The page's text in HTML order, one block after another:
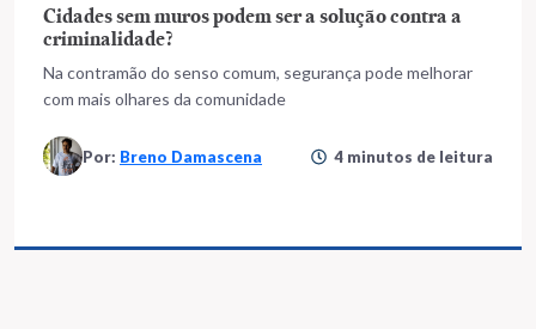
Cidades sem muros podem ser a solução contra a
criminalidade?
Na contramão do senso comum, segurança pode melhorar
com mais olhares da comunidade
Por: Breno Damascena 4 minutos de leitura